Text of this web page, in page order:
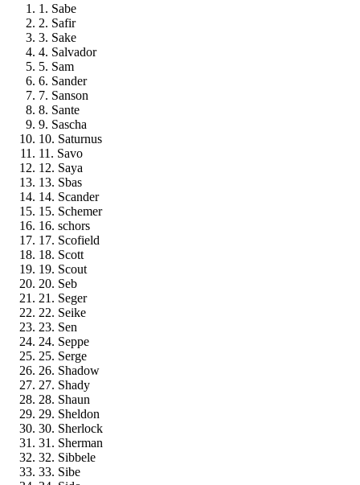
1. Sabe
2. Safir
3. Sake
4. Salvador
5. Sam
6. Sander
7. Sanson
8. Sante
9. Sascha
10. Saturnus
11. Savo
12. Saya
13. Sbas
14. Scander
15. Schemer
16. schors
17. Scofield
18. Scott
19. Scout
20. Seb
21. Seger
22. Seike
23. Sen
24. Seppe
25. Serge
26. Shadow
27. Shady
28. Shaun
29. Sheldon
30. Sherlock
31. Sherman
32. Sibbele
33. Sibe